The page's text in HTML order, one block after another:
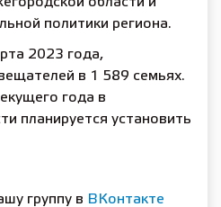
политики региона.
2023 года,
в 1 589 семьях.
года в
планируется установить
группу в ВКонтакте